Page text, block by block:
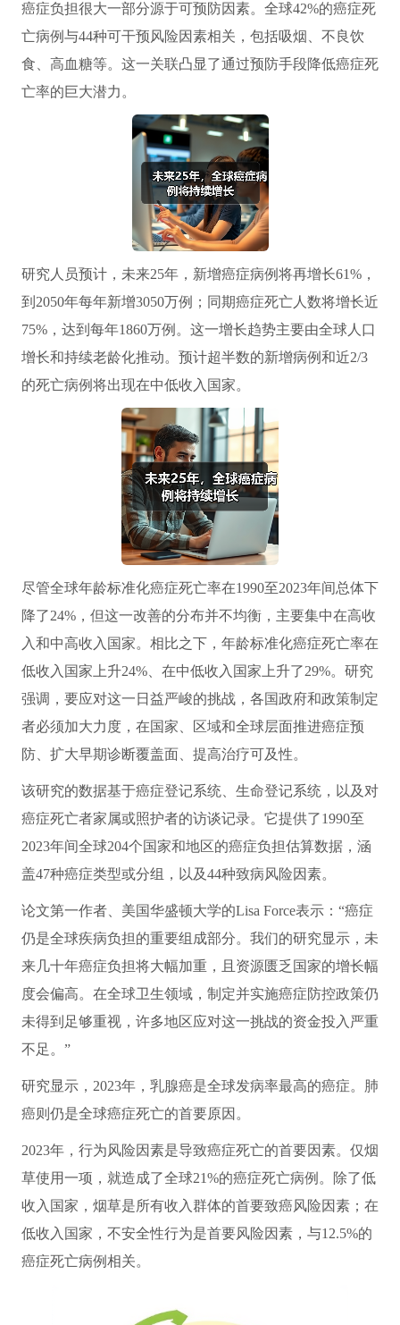
癌症负担很大一部分源于可预防因素。全球42%的癌症死
亡病例与44种可干预风险因素相关，包括吸烟、不良饮
食、高血糖等。这一关联凸显了通过预防手段降低癌症死
亡率的巨大潜力。
研究人员预计，未来25年，新增癌症病例将再增长61%，
到2050年每年新增3050万例；同期癌症死亡人数将增长近
75%，达到每年1860万例。这一增长趋势主要由全球人口
增长和持续老龄化推动。预计超半数的新增病例和近2/3
的死亡病例将出现在中低收入国家。
尽管全球年龄标准化癌症死亡率在1990至2023年间总体下
降了24%，但这一改善的分布并不均衡，主要集中在高收
入和中高收入国家。相比之下，年龄标准化癌症死亡率在
低收入国家上升24%、在中低收入国家上升了29%。研究
强调，要应对这一日益严峻的挑战，各国政府和政策制定
者必须加大力度，在国家、区域和全球层面推进癌症预
防、扩大早期诊断覆盖面、提高治疗可及性。
该研究的数据基于癌症登记系统、生命登记系统，以及对
癌症死亡者家属或照护者的访谈记录。它提供了1990至
2023年间全球204个国家和地区的癌症负担估算数据，涵
盖47种癌症类型或分组，以及44种致病风险因素。
论文第一作者、美国华盛顿大学的Lisa Force表示：“癌症
仍是全球疾病负担的重要组成部分。我们的研究显示，未
来几十年癌症负担将大幅加重，且资源匮乏国家的增长幅
度会偏高。在全球卫生领域，制定并实施癌症防控政策仍
未得到足够重视，许多地区应对这一挑战的资金投入严重
不足。”
研究显示，2023年，乳腺癌是全球发病率最高的癌症。肺
癌则仍是全球癌症死亡的首要原因。
2023年，行为风险因素是导致癌症死亡的首要因素。仅烟
草使用一项，就造成了全球21%的癌症死亡病例。除了低
收入国家，烟草是所有收入群体的首要致癌风险因素；在
低收入国家，不安全性行为是首要风险因素，与12.5%的
癌症死亡病例相关。